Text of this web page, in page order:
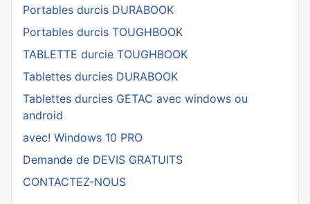
Portables durcis DURABOOK
Portables durcis TOUGHBOOK
TABLETTE durcie TOUGHBOOK
Tablettes durcies DURABOOK
Tablettes durcies GETAC avec windows ou
android
avec! Windows 10 PRO
Demande de DEVIS GRATUITS
CONTACTEZ-NOUS